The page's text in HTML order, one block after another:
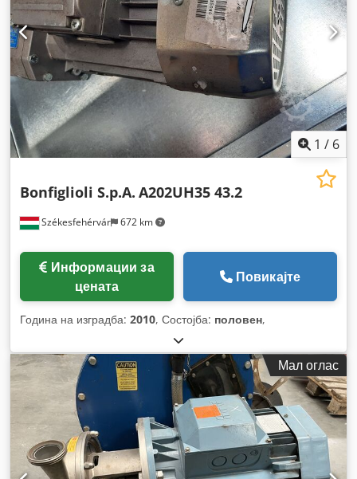
1 / 6
Székesfehérvár 672 km
Bonfiglioli S.p.A. A202UH35 43.2
цената
Повикајте
Година на изградба: 2010, Состојба: половен,
Мал оглас